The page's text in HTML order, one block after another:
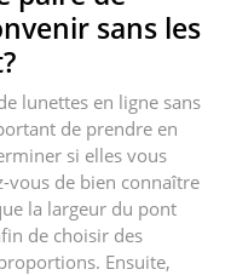
sans les
lunettes en ligne sans
de prendre en
si elles vous
vous de bien connaître
la largeur du pont
de choisir des
Ensuite,